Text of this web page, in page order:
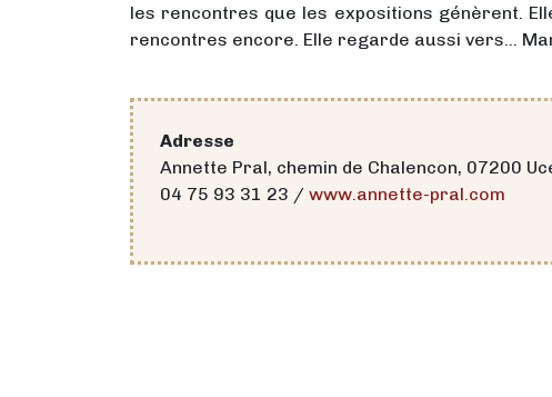
les rencontres que les expositions génèrent.
rencontres encore. Elle regarde aussi vers...
Adresse
Annette Pral, chemin de Chalencon, 07200
04 75 93 31 23 / www.annette-pral.com